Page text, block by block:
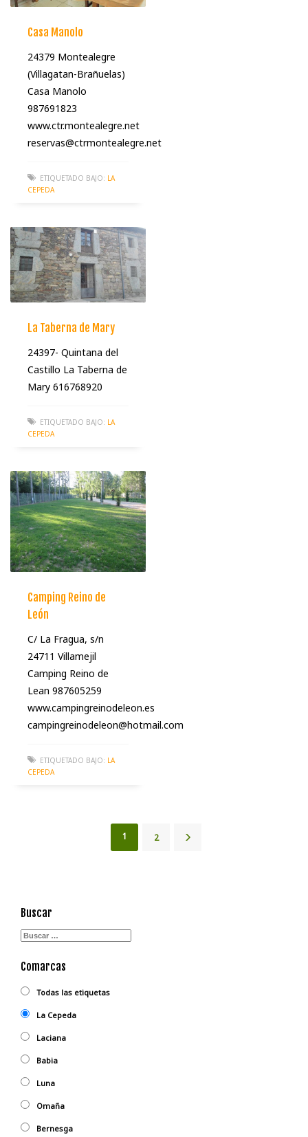
Casa Manolo
24379 Montealegre
(Villagatan-Brañuelas)
Casa Manolo
987691823
www.ctr.montealegre.net
reservas@ctrmontealegre.net
ETIQUETADO BAJO: LA
CEPEDA
La Taberna de Mary
24397- Quintana del
Castillo La Taberna de
Mary 616768920
ETIQUETADO BAJO: LA
CEPEDA
Camping Reino de
León
C/ La Fragua, s/n
24711 Villamejil
Camping Reino de
Lean 987605259
www.campingreinodeleon.es
campingreinodeleon@hotmail.com
ETIQUETADO BAJO: LA
CEPEDA
1 2
Buscar
Comarcas
Todas las etiquetas
La Cepeda
Laciana
Babia
Luna
Omaña
Bernesga